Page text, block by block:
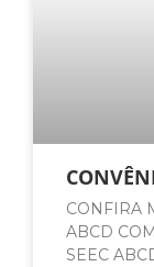
CONFIRA
ABCD
SEEC